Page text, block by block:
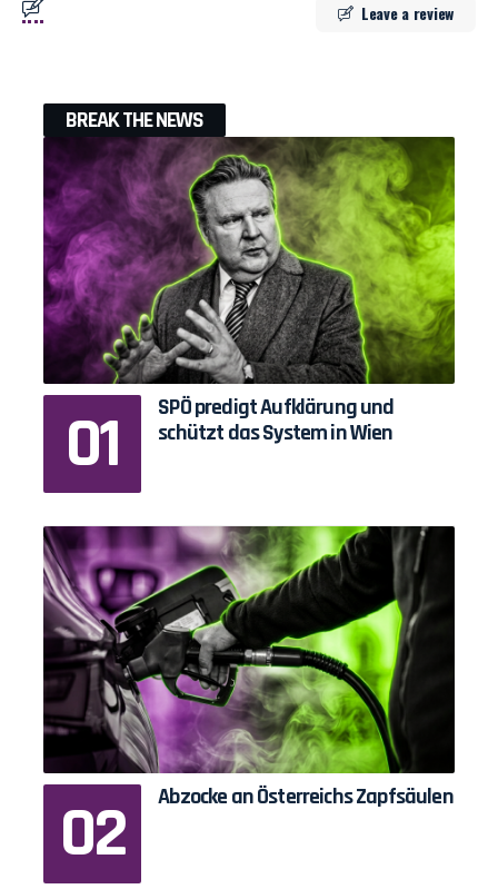
Leave a review
BREAK THE NEWS
SPÖ predigt Aufklärung und
schützt das System in Wien
Abzocke an Österreichs Zapfsäulen